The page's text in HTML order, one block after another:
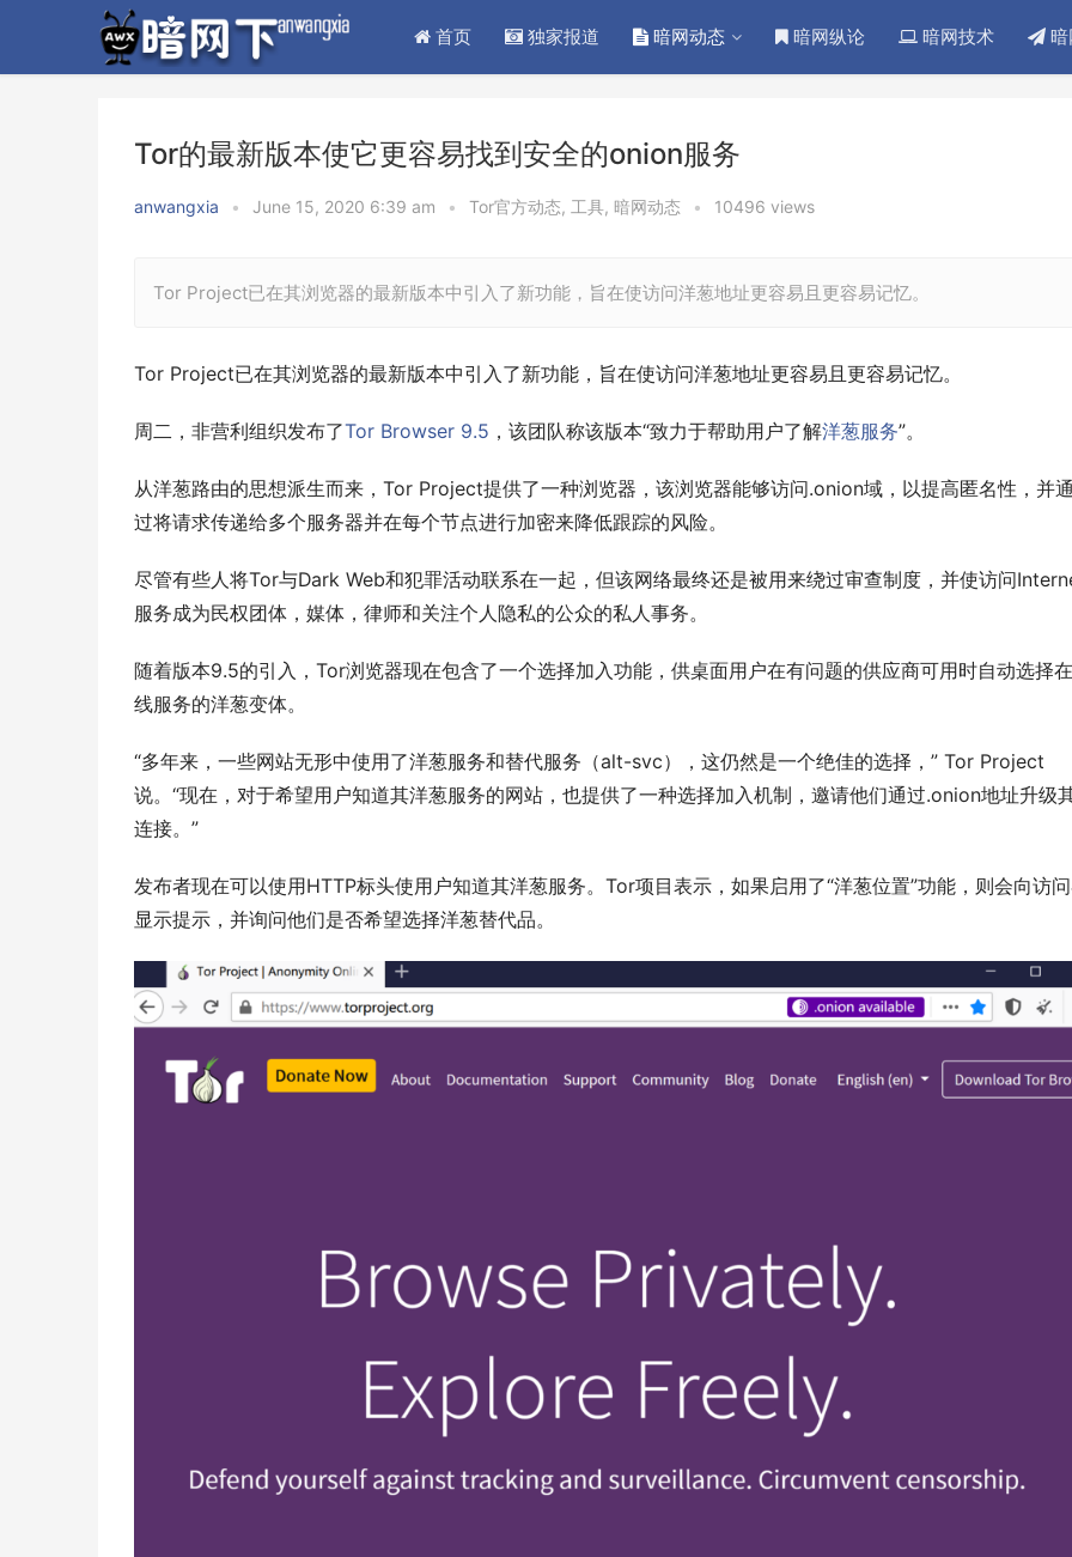
首页 独家报道 暗网动态 暗网纵论 暗网技术
Tor的最新版本使它更容易找到安全的onion服务
anwangxia • June 15, 2020 6:39 am • Tor官方动态, 工具, 暗网动态 • 10496 views
Tor Project已在其浏览器的最新版本中引入了新功能，旨在使访问洋葱地址更容易且更容易记忆。
Tor Project已在其浏览器的最新版本中引入了新功能，旨在使访问洋葱地址更容易且更容易记忆。
周二，非营利组织发布了Tor Browser 9.5 ，该团队称该版本“致力于帮助用户了解洋葱服务”。
从洋葱路由的思想派生而来，Tor Project提供了一种浏览器，该浏览器能够访问.onion域，以提高匿名性，并
过将请求传递给多个服务器并在每个节点进行加密来降低跟踪的风险。
尽管有些人将Tor与Dark Web和犯罪活动联系在一起，但该网络最终还是被用来绕过审查制度，并使访问
服务成为民权团体，媒体，律师和关注个人隐私的公众的私人事务。
随着版本9.5的引入，Tor浏览器现在包含了一个选择加入功能，供桌面用户在有问题的供应商可用时自动选择在
线服务的洋葱变体。
“多年来，一些网站无形中使用了洋葱服务和替代服务（alt-svc），这仍然是一个绝佳的选择，” Tor Project
说。“现在，对于希望用户知道其洋葱服务的网站，也提供了一种选择加入机制，邀请他们通过.onion地址升级
连接。”
发布者现在可以使用HTTP标头使用户知道其洋葱服务。Tor项目表示，如果启用了“洋葱位置”功能，则会向访
显示提示，并询问他们是否希望选择洋葱替代品。